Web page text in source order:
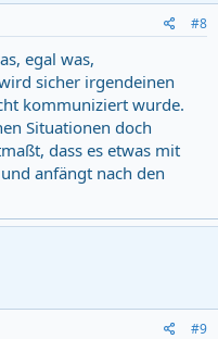
#8
egal was,
sicher irgendeinen
kommuniziert wurde.
Situationen doch
dass es etwas mit
anfängt nach den
#9